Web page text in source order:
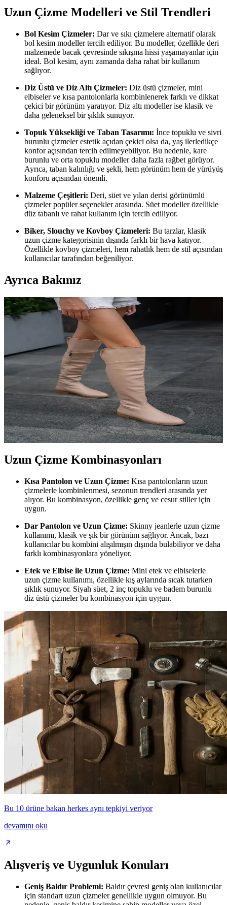
Uzun Çizme Modelleri ve Stil Trendleri
Bol Kesim Çizmeler: Dar ve sıkı çizmelere alternatif olarak
bol kesim modeller tercih ediliyor. Bu modeller, özellikle deri
malzemede bacak çevresinde sıkışma hissi yaşamayanlar için
ideal. Bol kesim, aynı zamanda daha rahat bir kullanım
sağlıyor.
Diz Üstü ve Diz Altı Çizmeler: Diz üstü çizmeler, mini
elbiseler ve kısa pantolonlarla kombinlenerek farklı ve dikkat
çekici bir görünüm yaratıyor. Diz altı modeller ise klasik ve
daha geleneksel bir şıklık sunuyor.
Topuk Yüksekliği ve Taban Tasarımı: İnce topuklu ve sivri
burunlu çizmeler estetik açıdan çekici olsa da, yaş ilerledikçe
konfor açısından tercih edilmeyebiliyor. Bu nedenle, kare
burunlu ve orta topuklu modeller daha fazla rağbet görüyor.
Ayrıca, taban kalınlığı ve şekli, hem görünüm hem de yürüyüş
konforu açısından önemli.
Malzeme Çeşitleri: Deri, süet ve yılan derisi görünümlü
çizmeler popüler seçenekler arasında. Süet modeller özellikle
düz tabanlı ve rahat kullanım için tercih ediliyor.
Biker, Slouchy ve Kovboy Çizmeleri: Bu tarzlar, klasik
uzun çizme kategorisinin dışında farklı bir hava katıyor.
Özellikle kovboy çizmeleri, hem rahatlık hem de stil açısından
kullanıcılar tarafından beğeniliyor.
Ayrıca Bakınız
Uzun Çizme Sezonu: Stil Trendleri, Modeller ve
Alışveriş Rehberi 2024
Kış aylarında uzun çizmeler, farklı modeller ve kombinasyonlarla
hem şıklık hem rahatlık sunuyor. Diz üstü, bol kesim ve çeşitli
malzemelerle stilinizi tamamlayabilirsiniz.
Kadın Uzun Çizme Modası: Şıklık ve İşlevselliğin
Bir Arada Olduğu Kış Trendleri
Kadın uzun çizme modası, şıklık ve fonksiyonelliğiyle kış aylarında
vazgeçilmez. Doğru seçim ve kombinlerle tarzınızı tamamlayın,
sıcak kalın ve şıklığınızdan ödün vermeyin.
Uzun Çizme Kombinasyonları
Kısa Pantolon ve Uzun Çizme: Kısa pantolonların uzun
çizmelerle kombinlenmesi, sezonun trendleri arasında yer
alıyor. Bu kombinasyon, özellikle genç ve cesur stiller için
uygun.
Dar Pantolon ve Uzun Çizme: Skinny jeanlerle uzun çizme
kullanımı, klasik ve şık bir görünüm sağlıyor. Ancak, bazı
kullanıcılar bu kombini alışılmışın dışında bulabiliyor ve daha
farklı kombinasyonlara yöneliyor.
Etek ve Elbise ile Uzun Çizme: Mini etek ve elbiselerle
uzun çizme kullanımı, özellikle kış aylarında sıcak tutarken
şıklık sunuyor. Siyah süet, 2 inç topuklu ve badem burunlu
diz üstü çizmeler bu kombinasyon için uygun.
Bu 10 ürüne bakan herkes aynı tepkiyi veriyor
devamını oku
Alışveriş ve Uygunluk Konuları
Geniş Baldır Problemi: Baldır çevresi geniş olan kullanıcılar
için standart uzun çizmeler genellikle uygun olmuyor. Bu